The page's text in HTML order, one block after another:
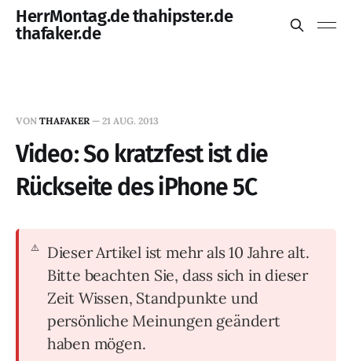
HerrMontag.de thahipster.de
thafaker.de
VON THAFAKER — 21 AUG. 2013
Video: So kratzfest ist die
Rückseite des iPhone 5C
Dieser Artikel ist mehr als 10 Jahre alt.
Bitte beachten Sie, dass sich in dieser
Zeit Wissen, Standpunkte und
persönliche Meinungen geändert
haben mögen.